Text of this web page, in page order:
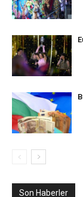
Son Haberler